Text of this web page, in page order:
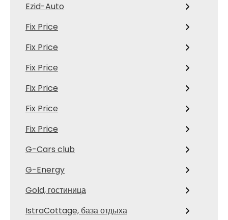
Ezid-Auto
Fix Price
Fix Price
Fix Price
Fix Price
Fix Price
Fix Price
G-Cars club
G-Energy
Gold, гостиница
IstraCottage, база отдыха